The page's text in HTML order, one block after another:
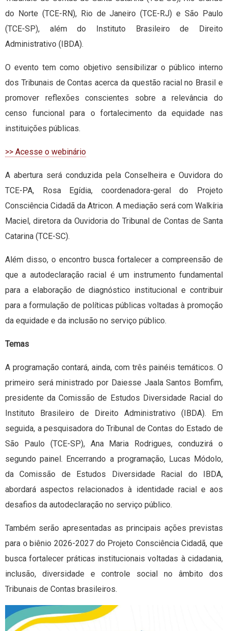
do Norte (TCE-RN), Rio de Janeiro (TCE-RJ) e São Paulo
(TCE-SP), além do Instituto Brasileiro de Direito
Administrativo (IBDA).
O evento tem como objetivo sensibilizar o público interno
dos Tribunais de Contas acerca da questão racial no Brasil e
promover reflexões conscientes sobre a relevância do
censo funcional para o fortalecimento da equidade nas
instituições públicas.
>> Acesse o webinário
A abertura será conduzida pela Conselheira e Ouvidora do
TCE-PA, Rosa Egídia, coordenadora-geral do Projeto
Consciência Cidadã da Atricon. A mediação será com Walkíria
Maciel, diretora da Ouvidoria do Tribunal de Contas de Santa
Catarina (TCE-SC).
Além disso, o encontro busca fortalecer a compreensão de
que a autodeclaração racial é um instrumento fundamental
para a elaboração de diagnóstico institucional e contribuir
para a formulação de políticas públicas voltadas à promoção
da equidade e da inclusão no serviço público.
Temas
A programação contará, ainda, com três painéis temáticos. O
primeiro será ministrado por Daiesse Jaala Santos Bomfim,
presidente da Comissão de Estudos Diversidade Racial do
Instituto Brasileiro de Direito Administrativo (IBDA). Em
seguida, a pesquisadora do Tribunal de Contas do Estado de
São Paulo (TCE-SP), Ana Maria Rodrigues, conduzirá o
segundo painel. Encerrando a programação, Lucas Módolo,
da Comissão de Estudos Diversidade Racial do IBDA,
abordará aspectos relacionados à identidade racial e aos
desafios da autodeclaração no serviço público.
Também serão apresentadas as principais ações previstas
para o biênio 2026-2027 do Projeto Consciência Cidadã, que
busca fortalecer práticas institucionais voltadas à cidadania,
inclusão, diversidade e controle social no âmbito dos
Tribunais de Contas brasileiros.